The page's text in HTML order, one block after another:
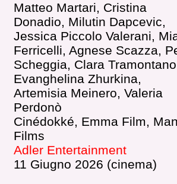
Matteo Martari, Cristina
Donadio, Milutin Dapcevic,
Jessica Piccolo Valerani,
Ferricelli, Agnese Scazza,
Scheggia, Clara
Evanghelina Zhurkina,
Artemisia Meinero, Valeria
Perdonò
Cinédokké, Emma Film,
Films
Adler Entertainment
11 Giugno 2026 (cinema)